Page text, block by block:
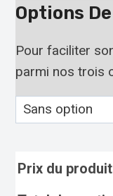
Options
Pour faciliter
parmi nos trois
Prix du